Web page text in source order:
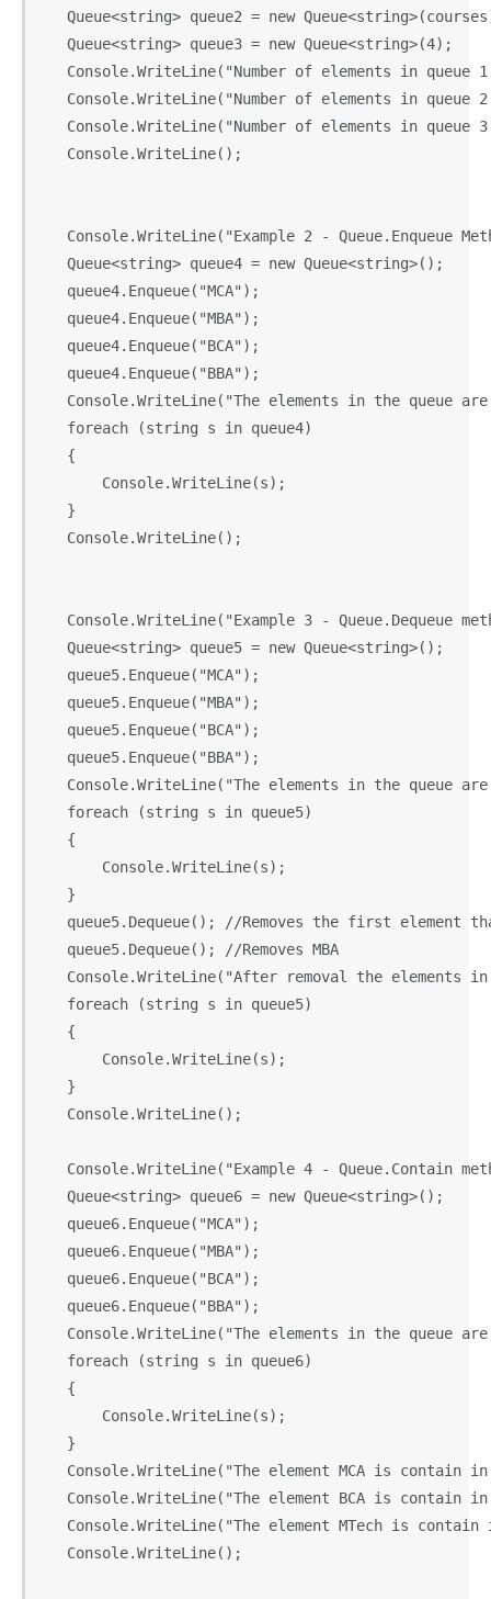
Queue<string> queue2 = new
   Queue<string> queue3 = new Queue<string>(4);
Console.WriteLine("Number of elements in queue
Console.WriteLine("Number of elements in queue
Console.WriteLine("Number of elements in queue
   Console.WriteLine();
Console.WriteLine("Example 2 - Queue.Enqueue
   Queue<string> queue4 = new Queue<string>();
   queue4.Enqueue("MCA");
   queue4.Enqueue("MBA");
   queue4.Enqueue("BCA");
   queue4.Enqueue("BBA");
Console.WriteLine("The elements in the queue
   foreach (string s in queue4)
   {
       Console.WriteLine(s);
   }
   Console.WriteLine();
Console.WriteLine("Example 3 - Queue.Dequeue
   Queue<string> queue5 = new Queue<string>();
   queue5.Enqueue("MCA");
   queue5.Enqueue("MBA");
   queue5.Enqueue("BCA");
   queue5.Enqueue("BBA");
Console.WriteLine("The elements in the queue
   foreach (string s in queue5)
   {
       Console.WriteLine(s);
   }
queue5.Dequeue(); //Removes the first element
   queue5.Dequeue(); //Removes MBA
Console.WriteLine("After removal the elements
   foreach (string s in queue5)
   {
       Console.WriteLine(s);
   }
   Console.WriteLine();
Console.WriteLine("Example 4 - Queue.Contain
   Queue<string> queue6 = new Queue<string>();
   queue6.Enqueue("MCA");
   queue6.Enqueue("MBA");
   queue6.Enqueue("BCA");
   queue6.Enqueue("BBA");
Console.WriteLine("The elements in the queue
   foreach (string s in queue6)
   {
       Console.WriteLine(s);
   }
Console.WriteLine("The element MCA is contain
Console.WriteLine("The element BCA is contain
Console.WriteLine("The element MTech is contain
   Console.WriteLine();